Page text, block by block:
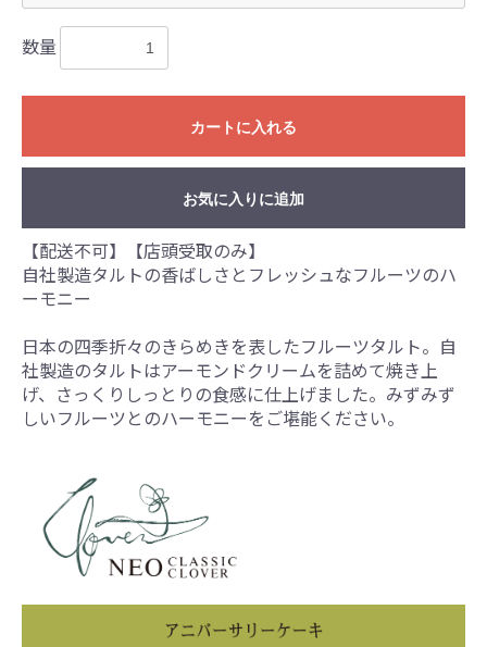
数量
カートに入れる
お気に入りに追加
【配送不可】【店頭受取のみ】
自社製造タルトの香ばしさとフレッシュなフルーツのハ
ーモニー
日本の四季折々のきらめきを表したフルーツタルト。自
社製造のタルトはアーモンドクリームを詰めて焼き上
げ、さっくりしっとりの食感に仕上げました。みずみず
しいフルーツとのハーモニーをご堪能ください。